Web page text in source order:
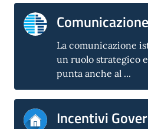
La comunicazione
un ruolo strategico
punta anche al ...
Incentivi